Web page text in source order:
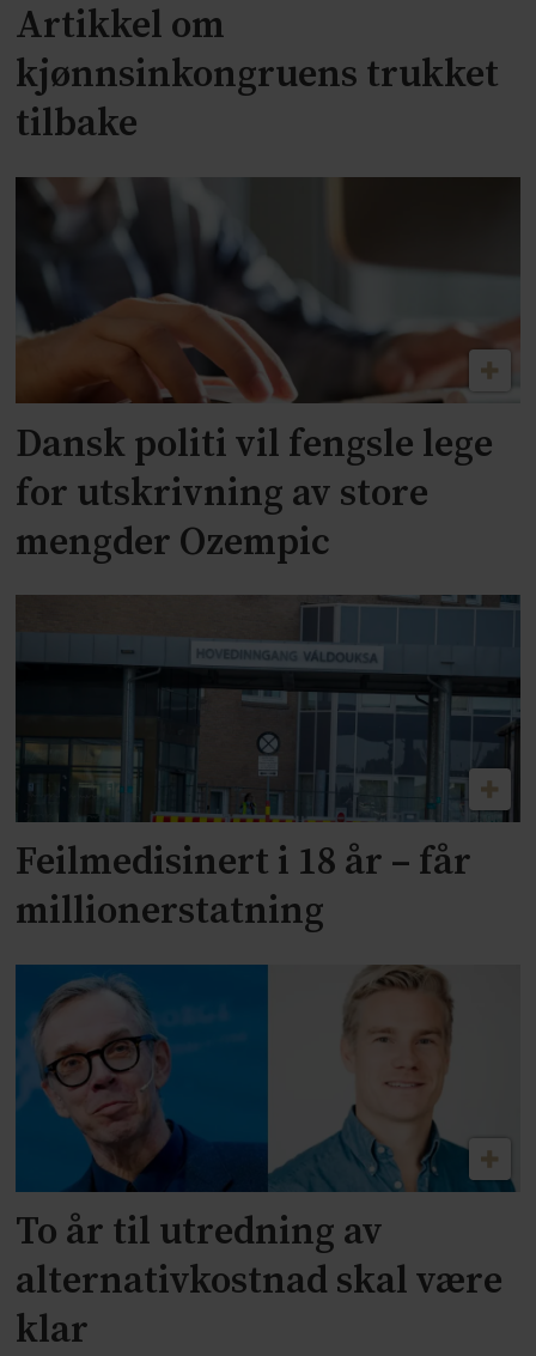
Artikkel om
kjønnsinkongruens trukket
tilbake
Dansk politi vil fengsle lege
for utskrivning av store
mengder Ozempic
Feilmedisinert i 18 år – får
millionerstatning
To år til utredning av
alternativkostnad skal være
klar